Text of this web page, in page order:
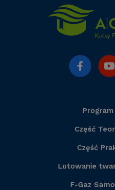
Program
Część
Część
Lutowanie
F-Gaz